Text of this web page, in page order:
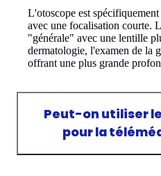
L'otoscope est
avec une focalisation courte.
"générale" avec une lentille
dermatologie, l'examen de la
offrant une plus grande
Peut-on utiliser
pour la